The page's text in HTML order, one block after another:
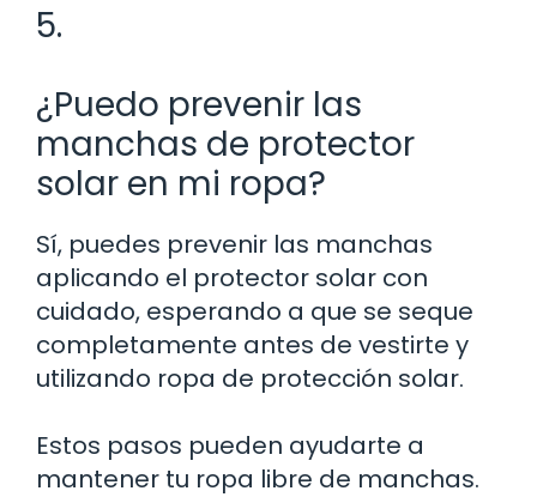
5.
¿Puedo prevenir las
manchas de protector
solar en mi ropa?
Sí, puedes prevenir las manchas
aplicando el protector solar con
cuidado, esperando a que se seque
completamente antes de vestirte y
utilizando ropa de protección solar.
Estos pasos pueden ayudarte a
mantener tu ropa libre de manchas.